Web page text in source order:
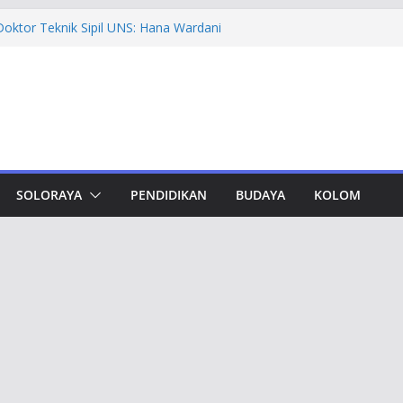
PK Solo Salurkan Bantuan
Murid TK di Karanganyar
Award, Ahmad Luthfi Dinilai
untuk Jateng
Taj Yasin Minta Optimalkan
SOLORAYA PENDIDIKAN BUDAYA KOLOM